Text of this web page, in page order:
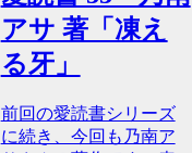
アサ 著「凍え
る牙」
前回の愛読書シリーズ
に続き、今回も乃南ア